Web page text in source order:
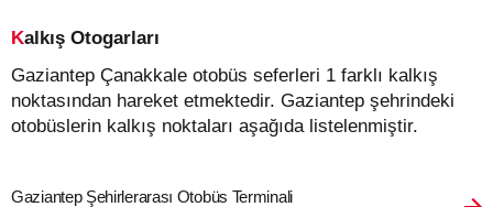
Kalkış Otogarları
Gaziantep Çanakkale otobüs seferleri 1 farklı kalkış
noktasından hareket etmektedir. Gaziantep şehrindeki
otobüslerin kalkış noktaları aşağıda listelenmiştir.
Gaziantep Şehirlerarası Otobüs Terminali